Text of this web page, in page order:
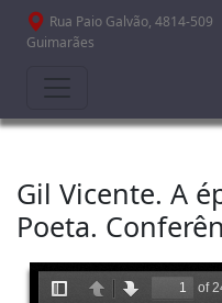
Passar para o conteúdo
Rua Paio Galvão, 4814-509
Guimarães
Gil Vicente. A
Poeta.